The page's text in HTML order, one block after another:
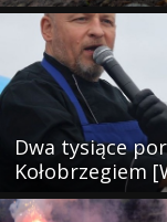
Dwa tysiące
Kołobrzegiem